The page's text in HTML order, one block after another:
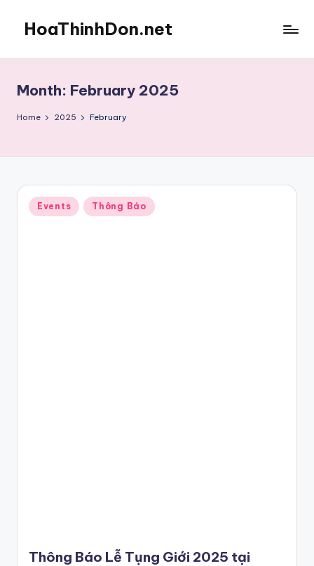
content
HoaThinhDon.net
in
Washington
D.C.
Month: February 2025
Home 2025 February
Posted
in
Events Thông Báo
Thông Báo Lễ Tụng Giới 2025 tại